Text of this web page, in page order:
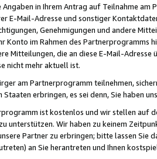
Angaben in Ihrem Antrag auf Teilnahme
E-Mail-Adresse und sonstiger
Genehmigungen und andere
Konto im Rahmen des Partnerprogramms
Mitteilungen, die an diese E-Mail-
nicht mehr aktuell ist.
am Partnerprogramm teilnehmen,
erbringen, es sei denn, Sie haben
ist kostenlos und wir stellen auf
unterstützen. Wir haben zu keinem
Partner zu erbringen; bitte lassen Sie
an Sie herantreten und Ihnen